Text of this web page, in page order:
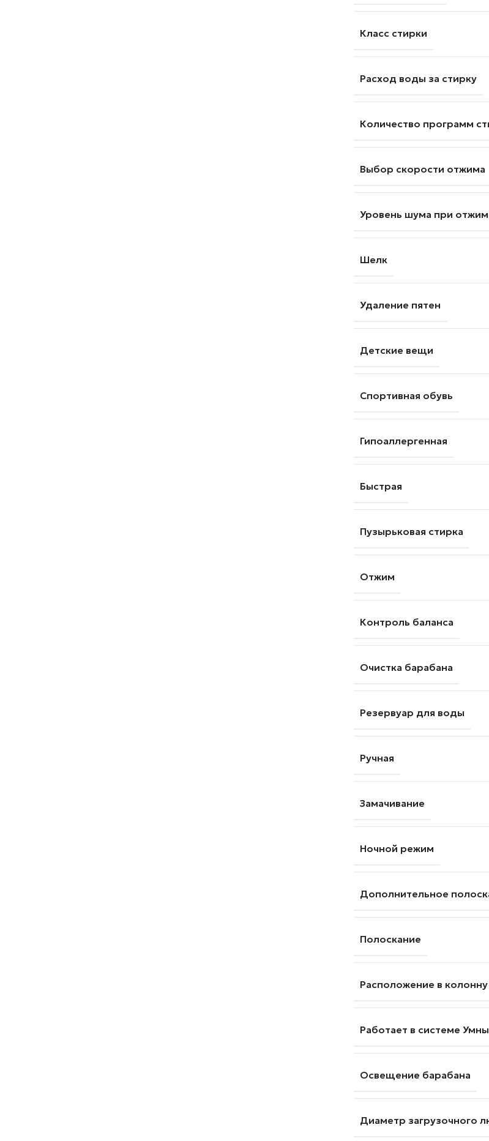
Класс стирки
Расход воды за стирку
Количество программ
Выбор скорости отжима
Уровень шума при
Шелк
Удаление пятен
Детские вещи
Спортивная обувь
Гипоаллергенная
Быстрая
Пузырьковая стирка
Отжим
Контроль баланса
Очистка барабана
Резервуар для воды
Ручная
Замачивание
Ночной режим
Дополнительное
Полоскание
Расположение в колонну
Работает в системе
Освещение барабана
Диаметр загрузочного